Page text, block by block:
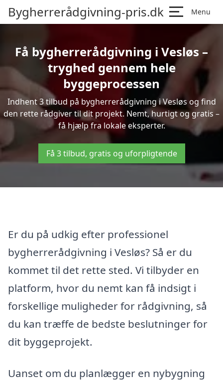
Bygherrerådgivning-pris.dk Menu
Få bygherrerådgivning i Vesløs –
tryghed gennem hele
byggeprocessen
Indhent 3 tilbud på bygherrerådgivning i Vesløs og find
den rette rådgiver til dit projekt. Nemt, hurtigt og gratis –
få hjælp fra lokale eksperter.
Få 3 tilbud, gratis og uforpligtende
Er du på udkig efter professionel
bygherrerådgivning i Vesløs? Så er du
kommet til det rette sted. Vi tilbyder en
platform, hvor du nemt kan få indsigt i
forskellige muligheder for rådgivning, så
du kan træffe de bedste beslutninger for
dit byggeprojekt.
Uanset om du planlægger en nybygning